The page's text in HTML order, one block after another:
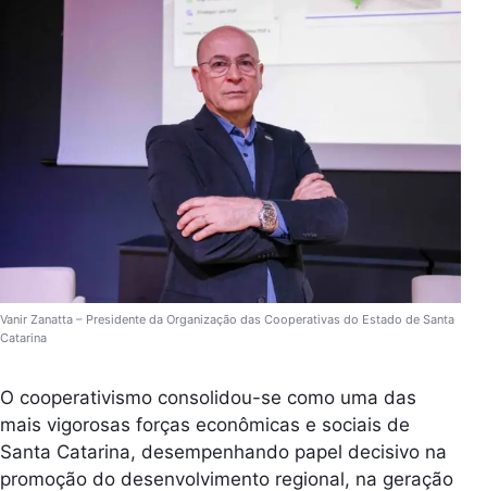
Vanir Zanatta – Presidente da Organização das Cooperativas do Estado de Santa
Catarina
O cooperativismo consolidou-se como uma das
mais vigorosas forças econômicas e sociais de
Santa Catarina, desempenhando papel decisivo na
promoção do desenvolvimento regional, na geração